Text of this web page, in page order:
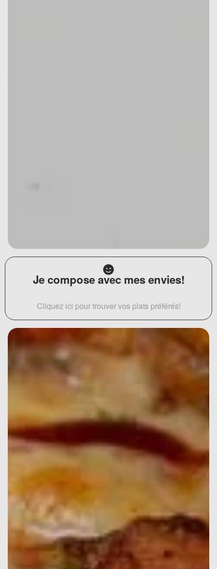
Je compose avec mes envies!
Cliquez ici pour trouver vos plats préférés!